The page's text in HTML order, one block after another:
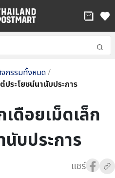
จกรรมทั้งหมด/
ประโยชน์นานับประการ
เดือยเม็ดเล็ก
บประการ
แชร์